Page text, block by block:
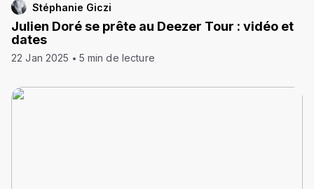
Stéphanie Giczi
Julien Doré se prête au Deezer Tour : vidéo et
dates
22 Jan 2025 5 min de lecture